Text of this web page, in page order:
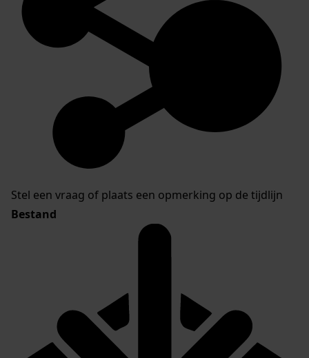
Stel een vraag of plaats een opmerking op de tijdlijn
Bestand